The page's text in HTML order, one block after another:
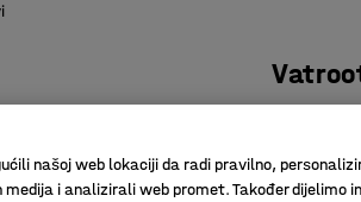
našoj web lokaciji da radi pravilno,
i analizirali web promet. Također dijelimo